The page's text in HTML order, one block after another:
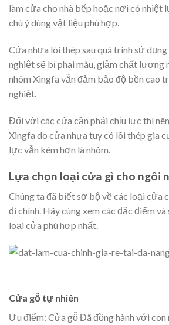
làm cửa cho nhà bếp hoặc nơi có nhiệt
chú ý dùng vật liệu phù hợp.
Cửa nhựa lõi thép sau quá trình sử
nghiệt sẽ bị phai màu, giảm chất lượng
nhôm Xingfa vẫn đảm bảo độ bền cao
nghiệt.
Đối với các cửa cần phải chịu lực thì
Xingfa do cửa nhựa tuy có lõi thép gia
lực vẫn kém hơn là nhôm.
Lựa chọn loại cửa gì cho ngôi
Chúng ta đã biết sơ bộ về các loại cửa
đi chính. Hãy cùng xem các đặc điểm và
loại cửa phù hợp nhất.
Cửa gỗ tự nhiên
Ưu điểm: Cửa gỗ Đã đồng hành với